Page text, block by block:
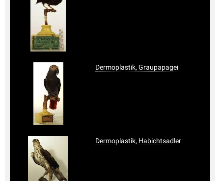
Dermoplastik, Graupapagei
Dermoplastik, Habichtsadler